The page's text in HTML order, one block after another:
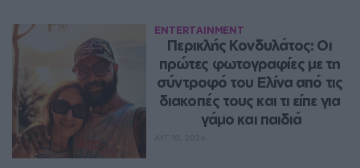
ENTERTAINMENT
Περικλής Κονδυλάτος: Οι
πρώτες φωτογραφίες με τη
σύντροφό του Ελίνα από τις
διακοπές τους και τι είπε για
γάμο και παιδιά